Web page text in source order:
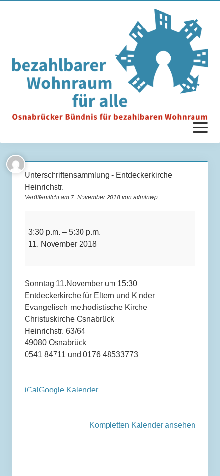
Menü
öffnen
Startseite
Unterstützer*innen
Rahmenbedingungen und Aufgaben
Kontakt
Ablauf Bürgerbegehren
Terminkalender
Unterschriftensammlung - Entdeckerkirche
Heinrichstr.
Veröffentlicht am 7. November 2018 von adminwp
Entdeckerkirche
3:30 p.m. – 5:30 p.m.
11. November 2018
Sonntag 11.November um 15:30
Entdeckerkirche für Eltern und Kinder
Evangelisch-methodistische Kirche
Christuskirche Osnabrück
Heinrichstr. 63/64
49080 Osnabrück
0541 84711 und 0176 48533773
iCal Google Kalender
Kompletten Kalender ansehen